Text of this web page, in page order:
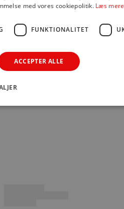
Du sparer
med vores cookiepolitik. Læs mere
FUNKTIONALITET
ACCEPTER ALLE